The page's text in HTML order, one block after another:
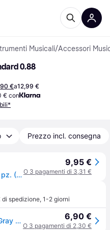
Musicali/Accessori
0.88
€a12,99 €
€ con
Prezzo incl. consegna
Dunlop 12-44P088 Plettri 12 pz. (0,88mm)
9,95 €
O 3 pagamenti di 3,31 €
di spedizione, 1-2 giorni
Plettri NYLON Standard (12pz) Gray 44P 88 6,90 €
O 3 pagamenti di 2,30 €